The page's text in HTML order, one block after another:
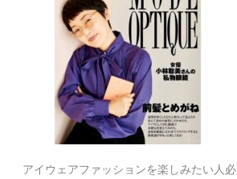
アイウェアファッションを楽しみたい人必